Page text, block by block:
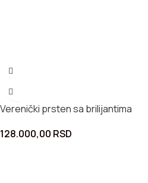
Verenički prsten sa brilijantima
128.000,00 RSD